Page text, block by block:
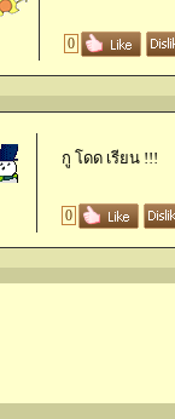
0
กู โดด เรียน !!!
0